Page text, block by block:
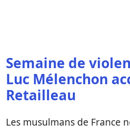
Semaine de
Luc Mélenchon
Retailleau
Les musulmans de France